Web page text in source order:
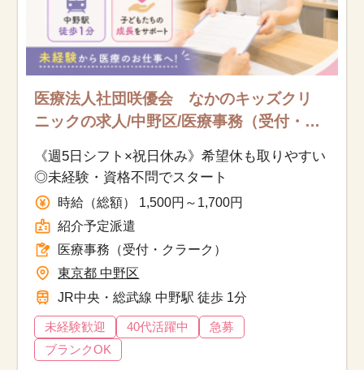
就職サポート
人材をお探しの医療機関・企業様
運営会社
医療法人社団咲優会 なかのキッズクリ
ニックの求人/中野区/医療事務（受付・ク
《週5日シフト×祝日休み》希望休も取りやすい
◎未経験・資格不問でスタート
時給（総額） 1,500円～1,700円
紹介予定派遣
医療事務（受付・クラーク）
東京都 中野区
JR中央・総武線 中野駅 徒歩 1分
未経験歓迎 40代活躍中
急募
ブランクOK